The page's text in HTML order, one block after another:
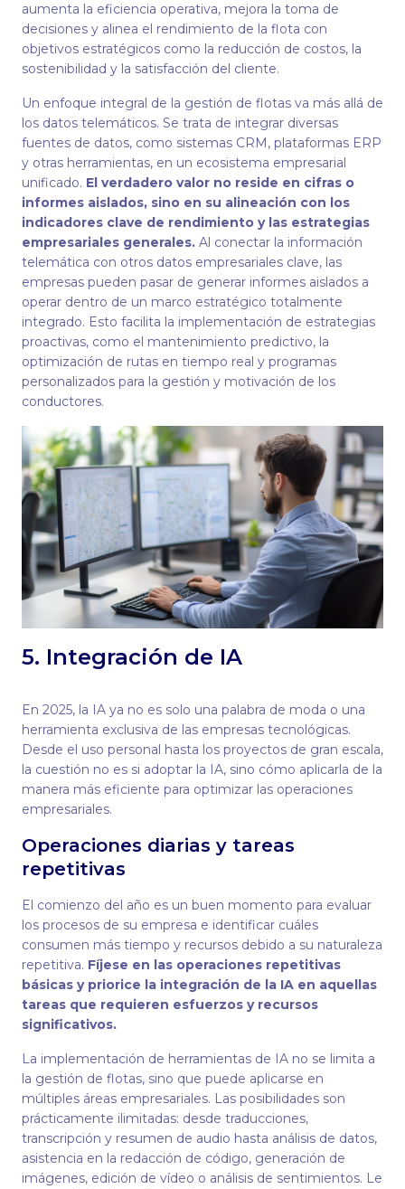
aumenta la eficiencia operativa, mejora la toma de
decisiones y alinea el rendimiento de la flota con
objetivos estratégicos como la reducción de costos, la
sostenibilidad y la satisfacción del cliente.
Un enfoque integral de la gestión de flotas va más allá de
los datos telemáticos. Se trata de integrar diversas
fuentes de datos, como sistemas CRM, plataformas ERP
y otras herramientas, en un ecosistema empresarial
unificado. El verdadero valor no reside en cifras o
informes aislados, sino en su alineación con los
indicadores clave de rendimiento y las estrategias
empresariales generales. Al conectar la información
telemática con otros datos empresariales clave, las
empresas pueden pasar de generar informes aislados a
operar dentro de un marco estratégico totalmente
integrado. Esto facilita la implementación de estrategias
proactivas, como el mantenimiento predictivo, la
optimización de rutas en tiempo real y programas
personalizados para la gestión y motivación de los
conductores.
5. Integración de IA
En 2025, la IA ya no es solo una palabra de moda o una
herramienta exclusiva de las empresas tecnológicas.
Desde el uso personal hasta los proyectos de gran escala,
la cuestión no es si adoptar la IA, sino cómo aplicarla de la
manera más eficiente para optimizar las operaciones
empresariales.
Operaciones diarias y tareas
repetitivas
El comienzo del año es un buen momento para evaluar
los procesos de su empresa e identificar cuáles
consumen más tiempo y recursos debido a su naturaleza
repetitiva. Fíjese en las operaciones repetitivas
básicas y priorice la integración de la IA en aquellas
tareas que requieren esfuerzos y recursos
significativos.
La implementación de herramientas de IA no se limita a
la gestión de flotas, sino que puede aplicarse en
múltiples áreas empresariales. Las posibilidades son
prácticamente ilimitadas: desde traducciones,
transcripción y resumen de audio hasta análisis de datos,
asistencia en la redacción de código, generación de
imágenes, edición de vídeo o análisis de sentimientos. Le